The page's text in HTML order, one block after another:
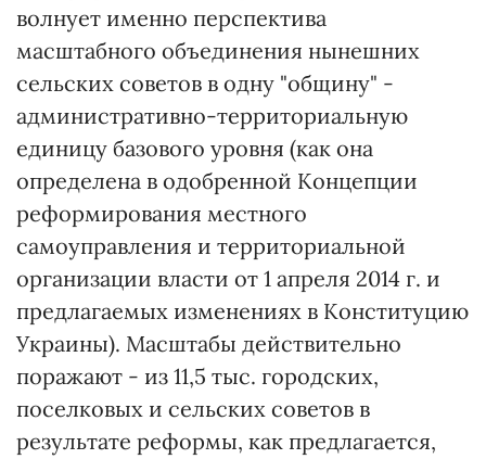
волнует именно перспектива
масштабного объединения нынешних
сельских советов в одну "общину" -
административно-территориальную
единицу базового уровня (как она
определена в одобренной Концепции
реформирования местного
самоуправления и территориальной
организации власти от 1 апреля 2014 г. и
предлагаемых изменениях в Конституцию
Украины). Масштабы действительно
поражают - из 11,5 тыс. городских,
поселковых и сельских советов в
результате реформы, как предлагается,